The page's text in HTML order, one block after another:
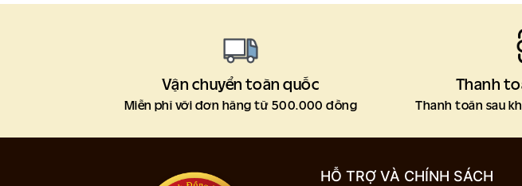
Vận chuyển toàn quốc
Miễn phí với đơn hàng từ 500.000 đồng
Thanh
Thanh toán sau
HỖ TRỢ VÀ CHÍNH SÁCH